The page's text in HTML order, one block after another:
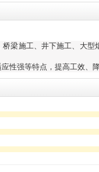
梁施工、井下施工、大
性强等特点，提高工效、